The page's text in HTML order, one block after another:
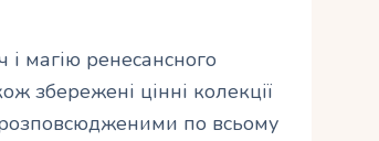
магію ренесансного
збережені цінні колекції
розповсюдженими по всьому